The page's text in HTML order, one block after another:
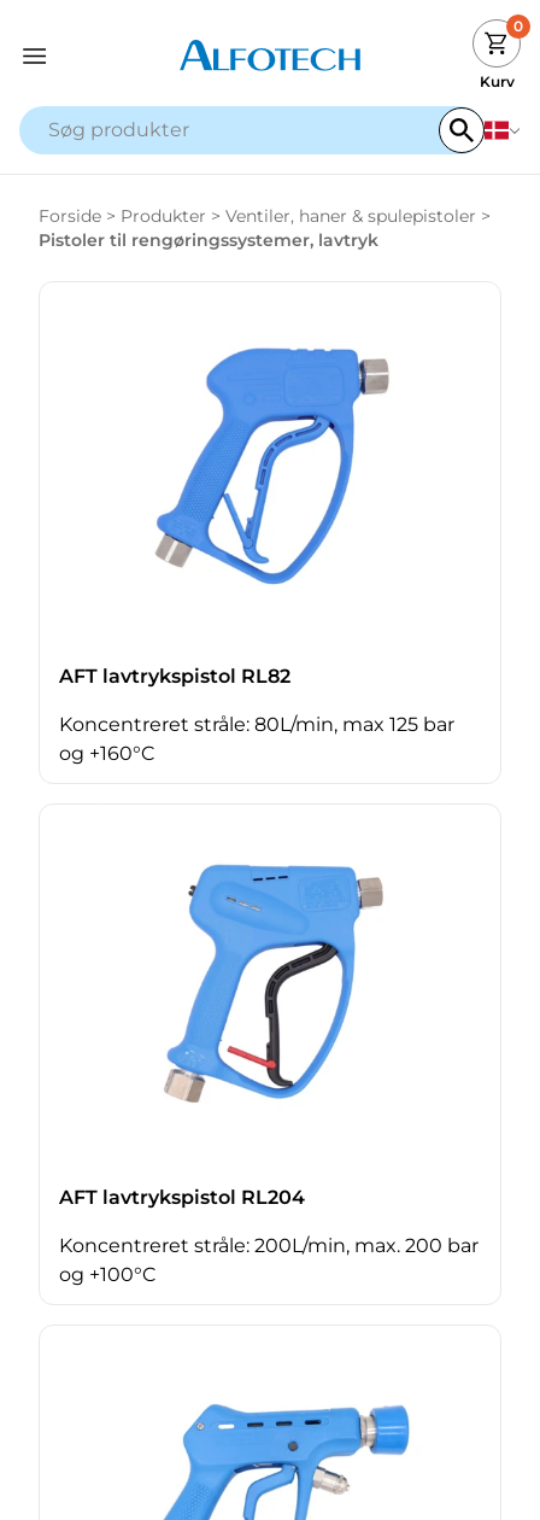
0
Kurv
Forside > Produkter > Ventiler, haner & spulepistoler >
Pistoler til rengøringssystemer, lavtryk
AFT lavtrykspistol RL82
Koncentreret stråle: 80L/min, max 125 bar
og +160°C
AFT lavtrykspistol RL204
Koncentreret stråle: 200L/min, max. 200 bar
og +100°C